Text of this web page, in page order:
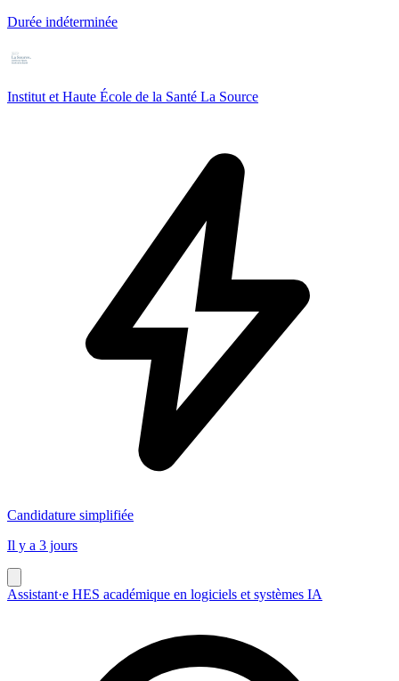
Durée indéterminée
Institut et Haute École de la Santé La Source
Candidature simplifiée
Il y a 3 jours
Assistant·e HES académique en logiciels et systèmes IA